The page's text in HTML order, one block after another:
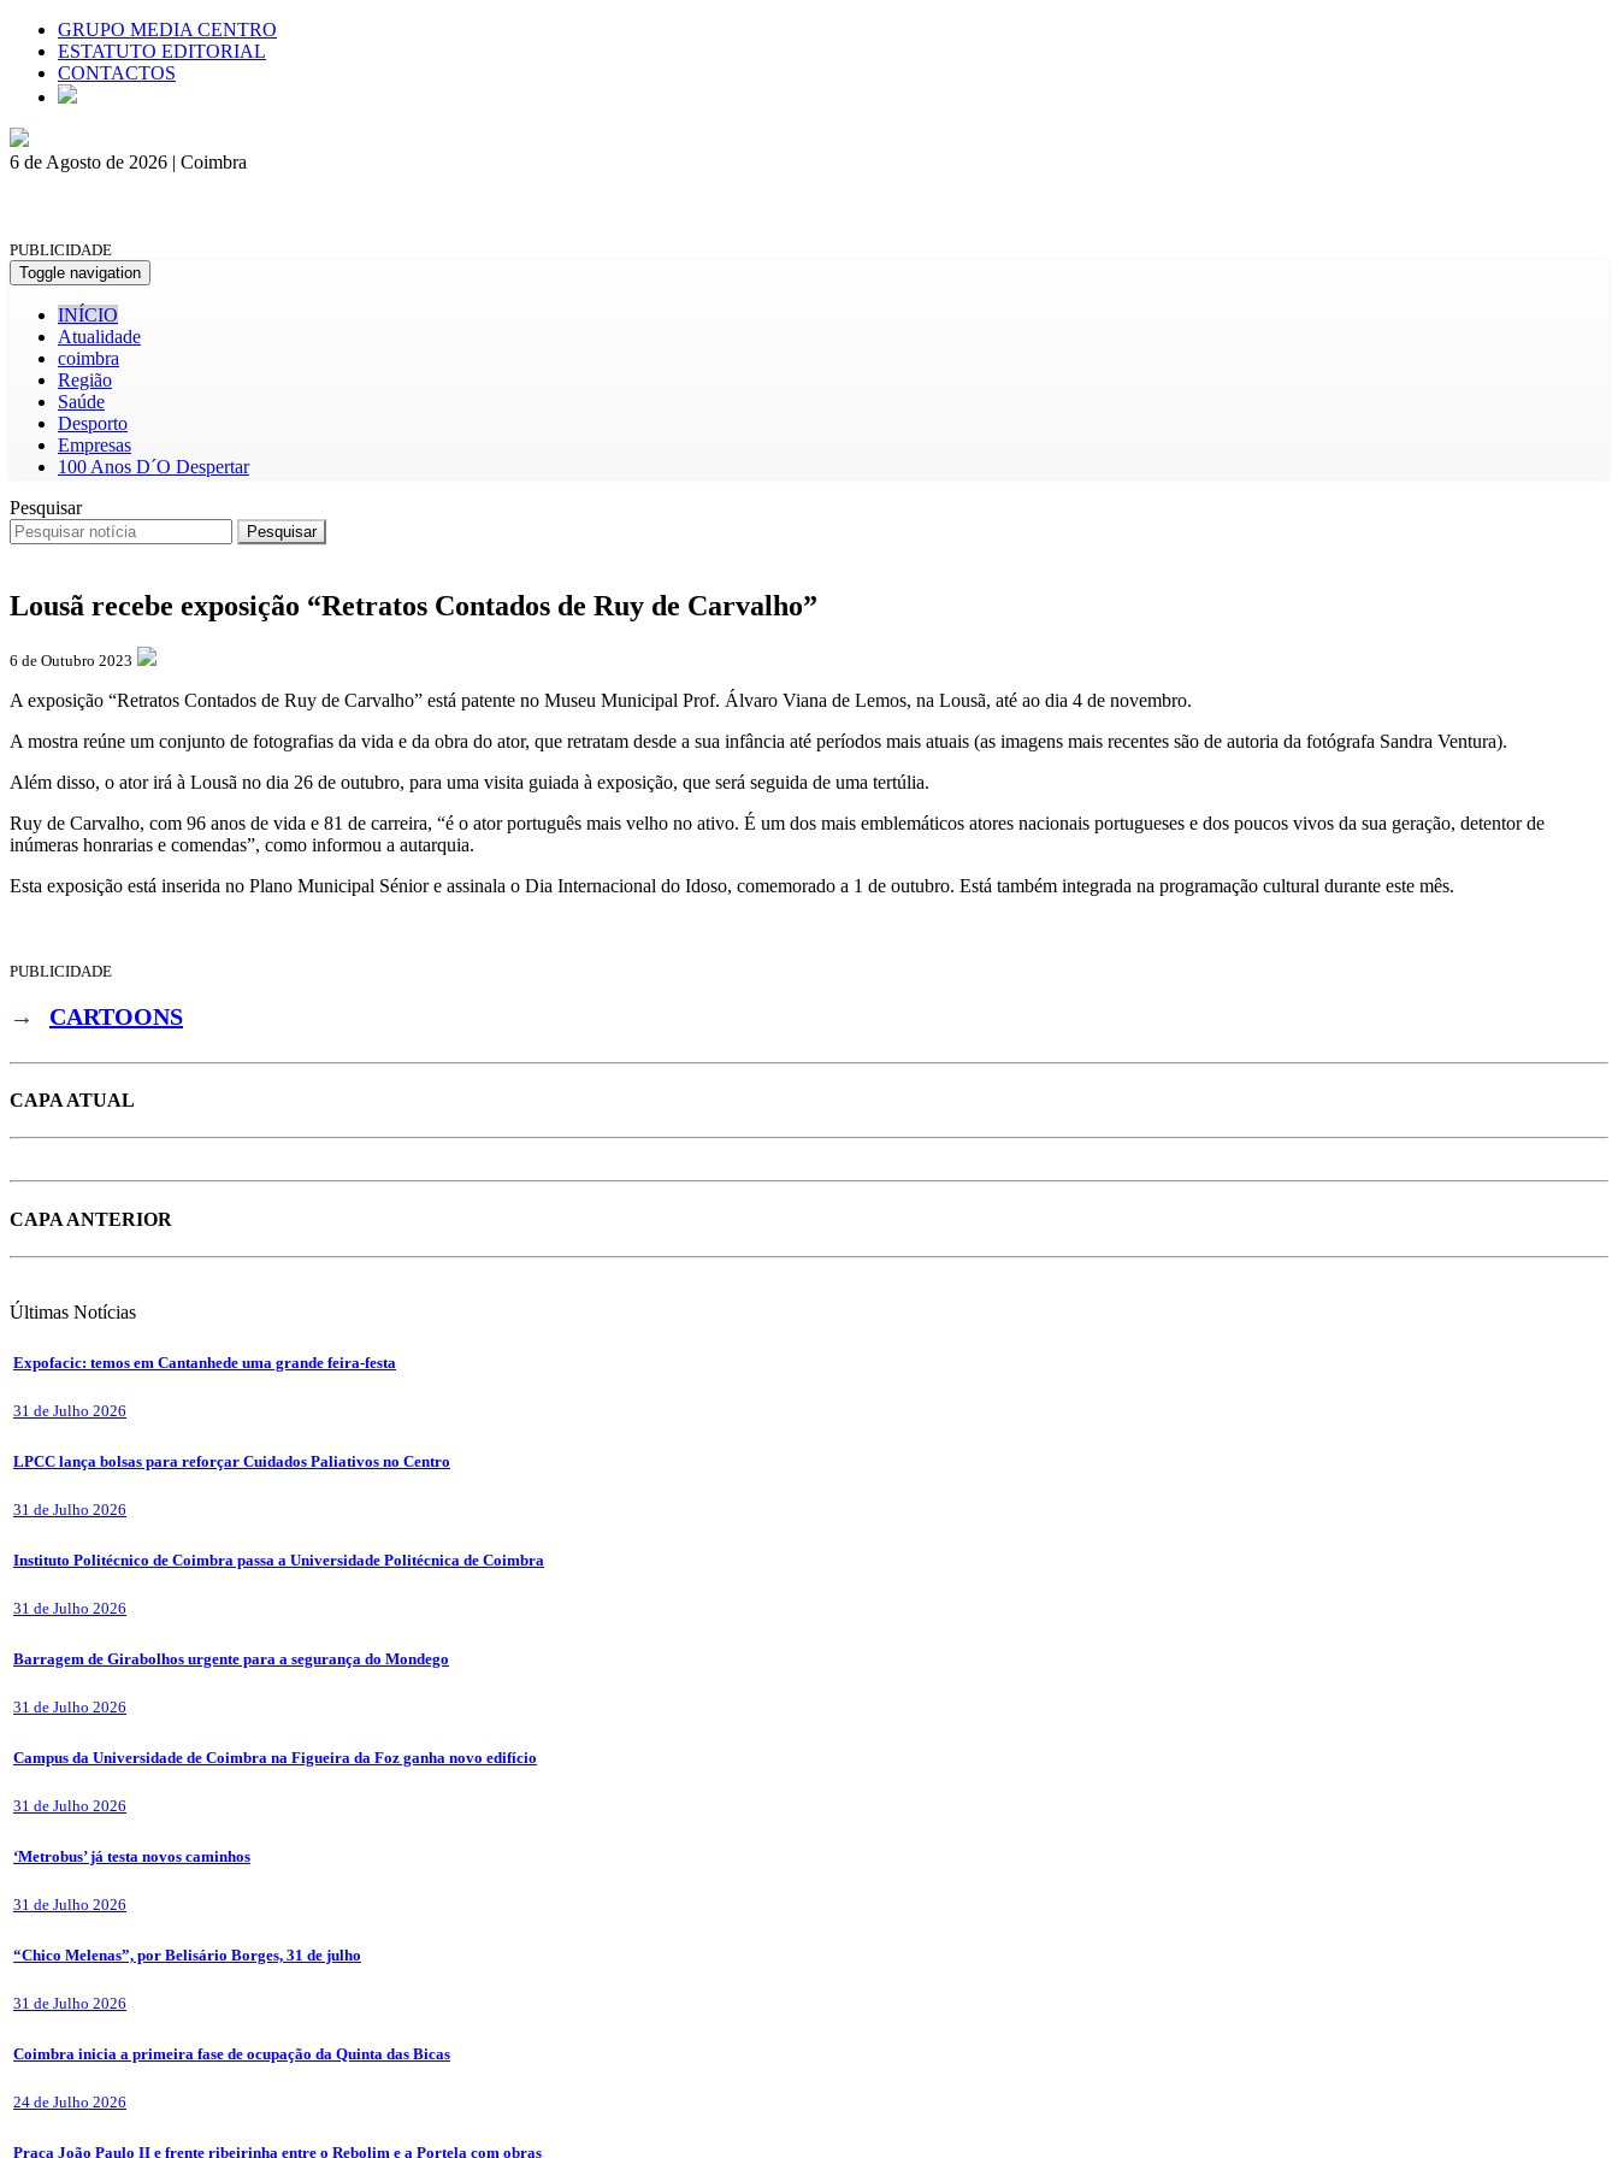
GRUPO MEDIA CENTRO
ESTATUTO EDITORIAL
CONTACTOS
6 de Agosto de 2026 | Coimbra
PUBLICIDADE
Toggle navigation
INÍCIO
Atualidade
coimbra
Região
Saúde
Desporto
Empresas
100 Anos D´O Despertar
Pesquisar
Pesquisar
Lousã recebe exposição “Retratos Contados de Ruy de Carvalho”
6 de Outubro 2023
A exposição “Retratos Contados de Ruy de Carvalho” está patente no Museu Municipal Prof. Álvaro Viana de Lemos, na Lousã, até ao dia 4 de novembro.
A mostra reúne um conjunto de fotografias da vida e da obra do ator, que retratam desde a sua infância até períodos mais atuais (as imagens mais recentes são de autoria da fotógrafa Sandra Ventura).
Além disso, o ator irá à Lousã no dia 26 de outubro, para uma visita guiada à exposição, que será seguida de uma tertúlia.
Ruy de Carvalho, com 96 anos de vida e 81 de carreira, “é o ator português mais velho no ativo. É um dos mais emblemáticos atores nacionais portugueses e dos poucos vivos da sua geração, detentor de
inúmeras honrarias e comendas”, como informou a autarquia.
Esta exposição está inserida no Plano Municipal Sénior e assinala o Dia Internacional do Idoso, comemorado a 1 de outubro. Está também integrada na programação cultural durante este mês.
PUBLICIDADE
→ CARTOONS
CAPA ATUAL
CAPA ANTERIOR
Últimas Notícias
Expofacic: temos em Cantanhede uma grande feira-festa
31 de Julho 2026
LPCC lança bolsas para reforçar Cuidados Paliativos no Centro
31 de Julho 2026
Instituto Politécnico de Coimbra passa a Universidade Politécnica de Coimbra
31 de Julho 2026
Barragem de Girabolhos urgente para a segurança do Mondego
31 de Julho 2026
Campus da Universidade de Coimbra na Figueira da Foz ganha novo edifício
31 de Julho 2026
‘Metrobus’ já testa novos caminhos
31 de Julho 2026
“Chico Melenas”, por Belisário Borges, 31 de julho
31 de Julho 2026
Coimbra inicia a primeira fase de ocupação da Quinta das Bicas
24 de Julho 2026
Praça João Paulo II e frente ribeirinha entre o Rebolim e a Portela com obras